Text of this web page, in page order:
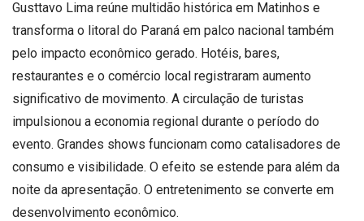
Gusttavo Lima reúne multidão histórica em Matinhos e
transforma o litoral do Paraná em palco nacional também
pelo impacto econômico gerado. Hotéis, bares,
restaurantes e o comércio local registraram aumento
significativo de movimento. A circulação de turistas
impulsionou a economia regional durante o período do
evento. Grandes shows funcionam como catalisadores de
consumo e visibilidade. O efeito se estende para além da
noite da apresentação. O entretenimento se converte em
desenvolvimento econômico.